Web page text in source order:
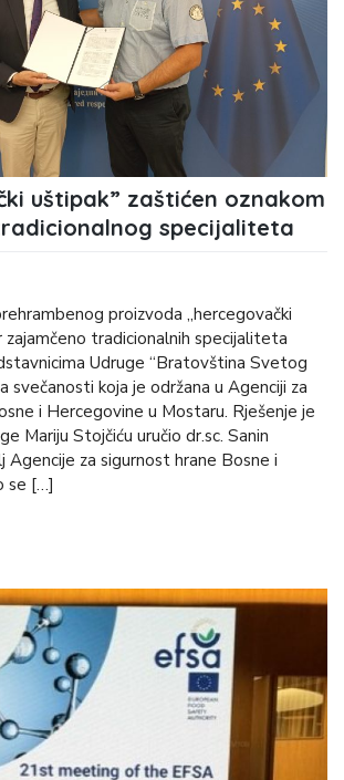
uštipak” zaštićen oznakom
specijaliteta
proizvoda „hercegovački
zajamčeno tradicionalnih specijaliteta
Udruge “Bratovština Svetog
svečanosti koja je održana u Agenciji za
i Hercegovine u Mostaru. Rješenje je
Mariju Stojčiću uručio dr.sc. Sanin
Agencije za sigurnost hrane Bosne i
se […]